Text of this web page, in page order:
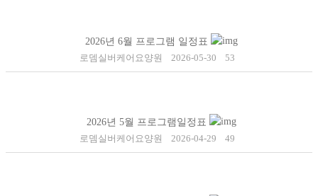
2026년 6월 프로그램 일정표
로뎀실버케어요양원
2026-05-30 53
2026년 5월 프로그램일정표
로뎀실버케어요양원
2026-04-29 49